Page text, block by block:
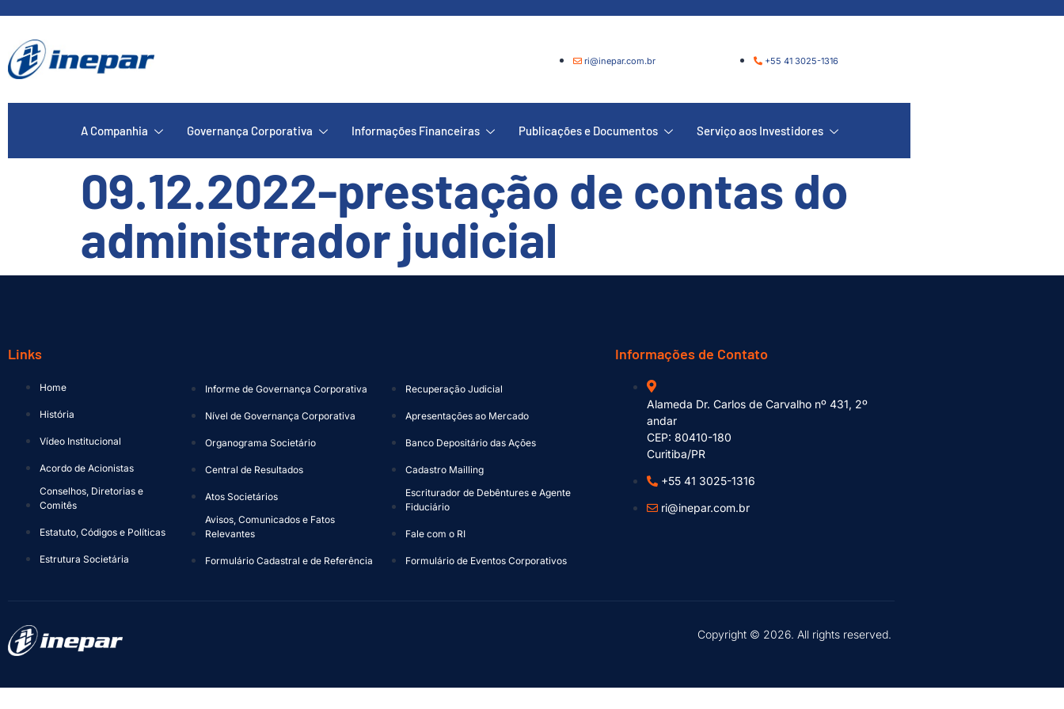
ri@inepar.com.br +55 41 3025-1316
A Companhia Governança Corporativa Informações Financeiras Publicações e Documentos Serviço aos Investidores
09.12.2022-prestação de contas do
administrador judicial
Links
Home
História
Vídeo Institucional
Acordo de Acionistas
Conselhos, Diretorias e
Comitês
Estatuto, Códigos e Políticas
Estrutura Societária
Informe de Governança Corporativa
Nível de Governança Corporativa
Organograma Societário
Central de Resultados
Atos Societários
Avisos, Comunicados e Fatos
Relevantes
Formulário Cadastral e de Referência
Recuperação Judicial
Apresentações ao Mercado
Banco Depositário das Ações
Cadastro Mailling
Escriturador de Debêntures e Agente
Fiduciário
Fale com o RI
Formulário de Eventos Corporativos
Informações de Contato
Alameda Dr. Carlos de Carvalho nº 431, 2º
andar
CEP: 80410-180
Curitiba/PR
+55 41 3025-1316
ri@inepar.com.br
Copyright © 2026. All rights reserved.